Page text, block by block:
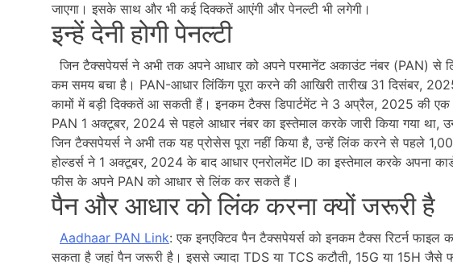
जाएगा। इसके साथ और भी कई दिक्कतें आएंगी और पेनल्टी भी लगेगी।
इन्हें देनी होगी पेनल्टी
जिन टैक्सपेयर्स ने अभी तक अपने आधार को अपने परमानेंट अकाउंट नंबर (PAN) से
कम समय बचा है। PAN-आधार लिंकिंग पूरा करने की आखिरी तारीख 31 दिसंबर,
कामों में बड़ी दिक्कतें आ सकती हैं। इनकम टैक्स डिपार्टमेंट ने 3 अप्रैल, 2025 की एक
PAN 1 अक्टूबर, 2024 से पहले आधार नंबर का इस्तेमाल करके जारी किया गया था,
जिन टैक्सपेयर्स ने अभी तक यह प्रोसेस पूरा नहीं किया है, उन्हें लिंक करने से पहले
होल्डर्स ने 1 अक्टूबर, 2024 के बाद आधार एनरोलमेंट ID का इस्तेमाल करके अपना
फीस के अपने PAN को आधार से लिंक कर सकते हैं।
पैन और आधार को लिंक करना क्यों जरूरी है
Aadhaar PAN Link: एक इनएक्टिव पैन टैक्सपेयर्स को इनकम टैक्स रिटर्न
सकता है जहां पैन जरूरी है। इससे ज्यादा TDS या TCS कटौती, 15G या 15H जैसे